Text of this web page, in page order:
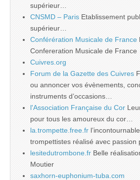
supérieur…
CNSMD – Paris Etablissement
supérieur…
Conférération Musicale de France
Confereration Musicale de France
Cuivres.org
Forum de la Gazette des Cuivres
ou annoncer vos évènements,
instruments d’occasions…
l'Association Française du Cor
pour tous les amoureux du cor…
la.trompette.free.fr
trompettistes réalisé avec passion
lesitedutrombone.fr Belle
Moutier
saxhorn-euphonium-tuba.com